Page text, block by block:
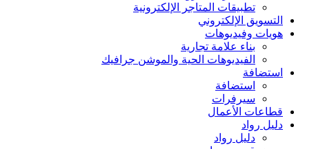
تطبيقات المتاجر الإلكترونية
التسويق الإلكتروني
هويات وفيديوهات
بناء علامة تجارية
الفيديوهات الحية والموشن جرافيك
استضافة
استضافة
سيرفرات
قطاعات الأعمال
دليل رواد
دليل رواد